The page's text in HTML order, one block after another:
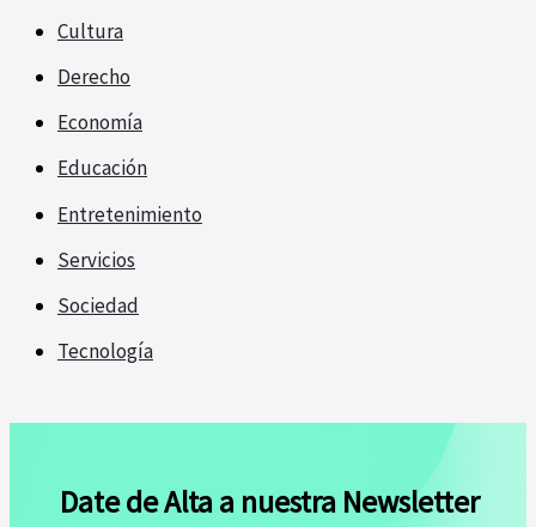
Cultura
Derecho
Economía
Educación
Entretenimiento
Servicios
Sociedad
Tecnología
Date de Alta a nuestra Newsletter